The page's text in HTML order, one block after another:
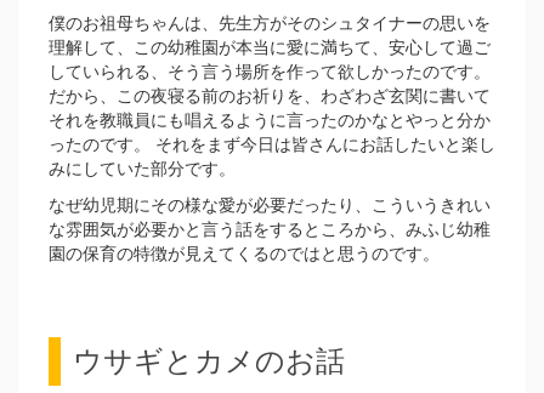
僕のお祖母ちゃんは、先生方がそのシュタイナーの思いを
理解して、この幼稚園が本当に愛に満ちて、安心して過ご
していられる、そう言う場所を作って欲しかったのです。
だから、この夜寝る前のお祈りを、わざわざ玄関に書いて
それを教職員にも唱えるように言ったのかなとやっと分か
ったのです。 それをまず今日は皆さんにお話したいと楽し
みにしていた部分です。
なぜ幼児期にその様な愛が必要だったり、こういうきれい
な雰囲気が必要かと言う話をするところから、みふじ幼稚
園の保育の特徴が見えてくるのではと思うのです。
ウサギとカメのお話